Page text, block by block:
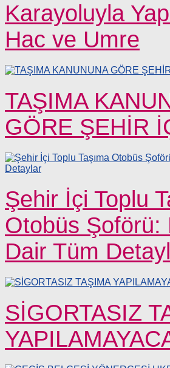
Karayoluyla
Hac ve Umre
TAŞIMA
GÖRE ŞEHİR
Şehir İçi Toplu
Otobüs Şoförü:
Dair Tüm
SİGORTASIZ